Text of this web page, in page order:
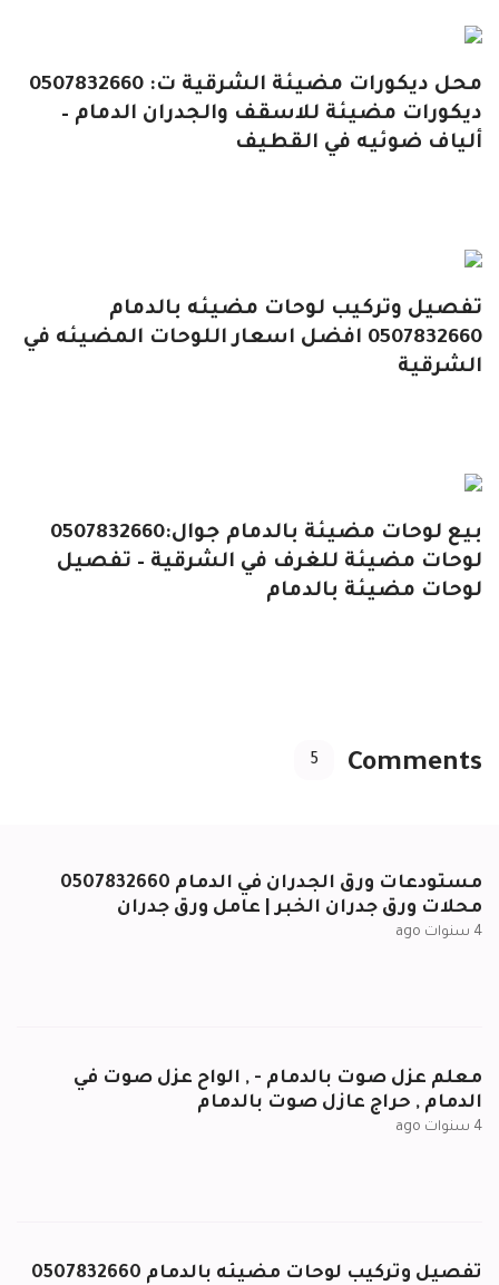
محل ديكورات مضيئة الشرقية ت: 0507832660
ديكورات مضيئة للاسقف والجدران الدمام –
ألياف ضوئيه في القطيف
تفصيل وتركيب لوحات مضيئه بالدمام
0507832660 افضل اسعار اللوحات المضيئه في
الشرقية
بيع لوحات مضيئة بالدمام جوال:0507832660
لوحات مضيئة للغرف في الشرقية – تفصيل
لوحات مضيئة بالدمام
Comments
5
مستودعات ورق الجدران في الدمام 0507832660
محلات ورق جدران الخبر | عامل ورق جدران
4 سنوات ago
معلم عزل صوت بالدمام - , الواح عزل صوت في
الدمام , حراج عازل صوت بالدمام
4 سنوات ago
تفصيل وتركيب لوحات مضيئه بالدمام 0507832660